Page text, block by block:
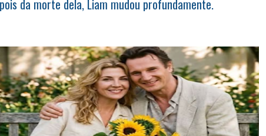
da morte dela, Liam mudou profundamente.